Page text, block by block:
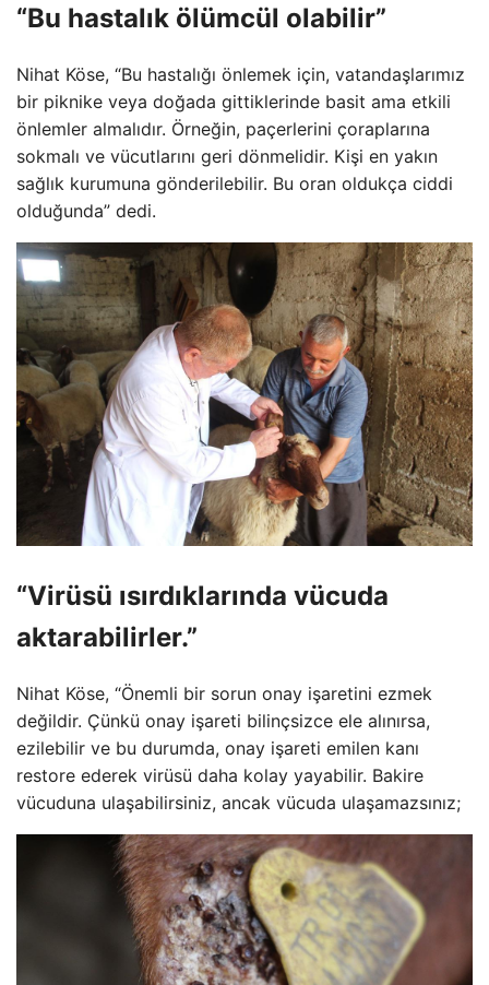
“Bu hastalık ölümcül olabilir”
Nihat Köse, “Bu hastalığı önlemek için, vatandaşlarımız
bir piknike veya doğada gittiklerinde basit ama etkili
önlemler almalıdır. Örneğin, paçerlerini çoraplarına
sokmalı ve vücutlarını geri dönmelidir. Kişi en yakın
sağlık kurumuna gönderilebilir. Bu oran oldukça ciddi
olduğunda” dedi.
“Virüsü ısırdıklarında vücuda
aktarabilirler.”
Nihat Köse, “Önemli bir sorun onay işaretini ezmek
değildir. Çünkü onay işareti bilinçsizce ele alınırsa,
ezilebilir ve bu durumda, onay işareti emilen kanı
restore ederek virüsü daha kolay yayabilir. Bakire
vücuduna ulaşabilirsiniz, ancak vücuda ulaşamazsınız;